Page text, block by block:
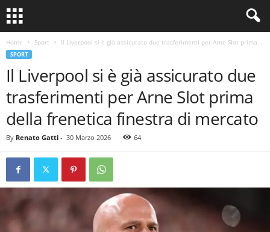
Home Sport Il Liverpool si è già assicurato due trasferimenti per Arne Slot prima...
SPORT
Il Liverpool si è già assicurato due
trasferimenti per Arne Slot prima
della frenetica finestra di mercato
By Renato Gatti - 30 Marzo 2026 64